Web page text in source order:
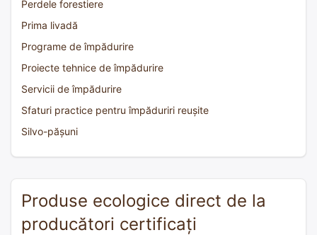
Perdele forestiere
Prima livadă
Programe de împădurire
Proiecte tehnice de împădurire
Servicii de împădurire
Sfaturi practice pentru împăduriri reușite
Silvo-pășuni
Produse ecologice direct de la
producători certificați